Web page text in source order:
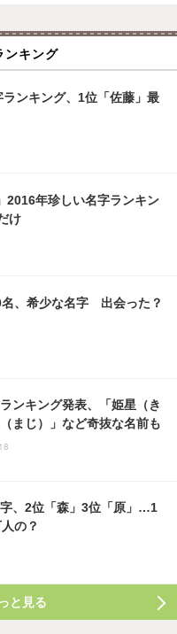
ンキング
ンキング、1位「佐藤」最
2016年珍しい名字ランキン
け
名、希少な名字 出会った？
ンキング発表、「姫星（き
まじ）」など奇抜な名前も
、2位「森」3位「原」…1
の？
と見る